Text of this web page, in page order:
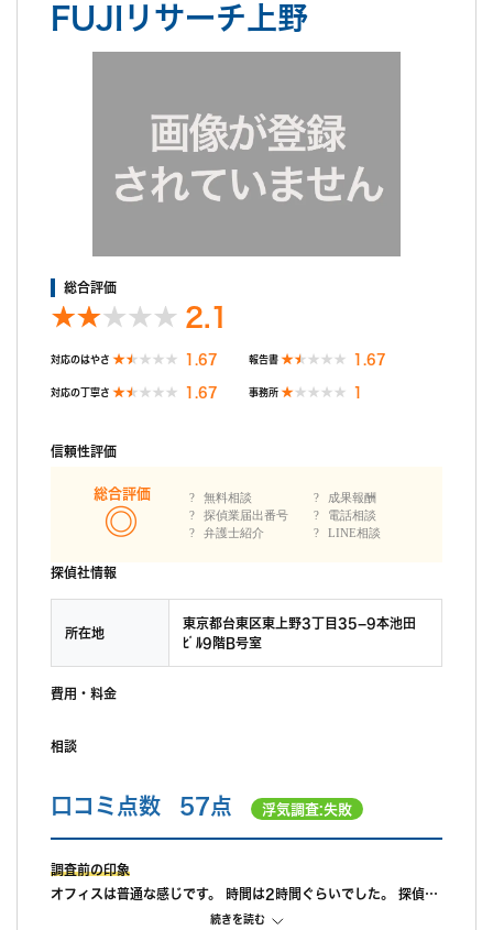
た。
FUJIリサーチ上野
総合評価
2.1
対応のはやさ 1.67 報告書 1.67
対応の丁寧さ 1.67 事務所 1
信頼性評価
総合評価
無料相談
探偵業届出番号
弁護士紹介
成果報酬
電話相談
LINE相談
探偵社情報
所在地
東京都台東区東上野3丁目35−9本池田
ﾋﾞﾙ9階B号室
費用・料金
相談
口コミ点数 57点 浮気調査:失敗
調査前の印象
オフィスは普通な感じです。 時間は2時間ぐらいでした。 探偵の
人ではなく、事務員的な人が対応されました。 対応は基本的に丁
続きを読む